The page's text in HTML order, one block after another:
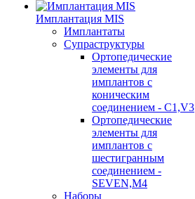
Имплантация MIS
Имплантаты
Супраструктуры
Ортопедические
элементы для
имплантов с
коническим
соединением - C1,V3
Ортопедические
элементы для
имплантов с
шестигранным
соединением -
SEVEN,M4
Наборы